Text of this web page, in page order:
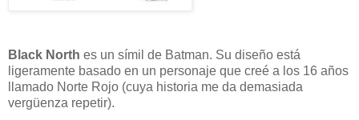
Black North es un símil de Batman. Su diseño está
ligeramente basado en un personaje que creé a los 16 años
llamado Norte Rojo (cuya historia me da demasiada
vergüenza repetir).